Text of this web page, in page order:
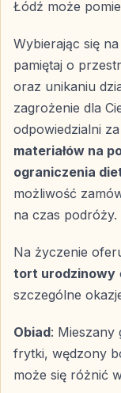
Komfort na
Prywatne łodzie
są w pełni
Wyposażenie
Wygodneleżaki do
Strefy zacienione
Łazienka i toaleta
Bezpłatnenapoje
Czysta, zadbana i
Doświadczona
Podczas całego
przyjazna załoga
Łódź może
Wybierając się na
pamiętaj o
oraz unikaniu
zagrożenie dla
odpowiedzialni
materiałów na
ograniczenia
możliwość
na czas podróży.
Na życzenie
tort urodzinowy
szczególne
Obiad: Mieszany
frytki, wędzony
może się różnić